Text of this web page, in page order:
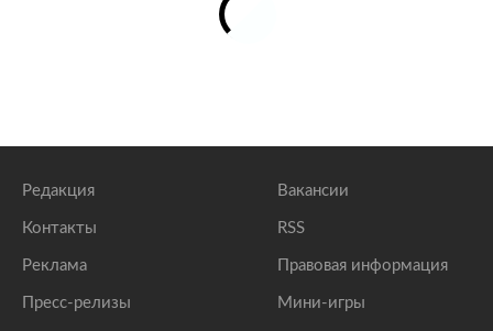
Редакция
Контакты
Реклама
Пресс-релизы
Вакансии
RSS
Правовая информация
Мини-игры